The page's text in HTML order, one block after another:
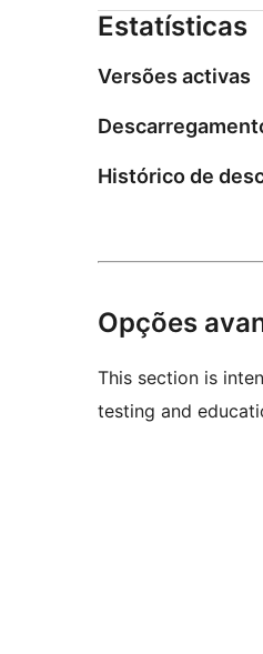
Estatísticas
Versões activas
Histórico de
Opções
This section is
testing and